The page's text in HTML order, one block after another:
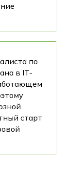
по
в IT-
старт